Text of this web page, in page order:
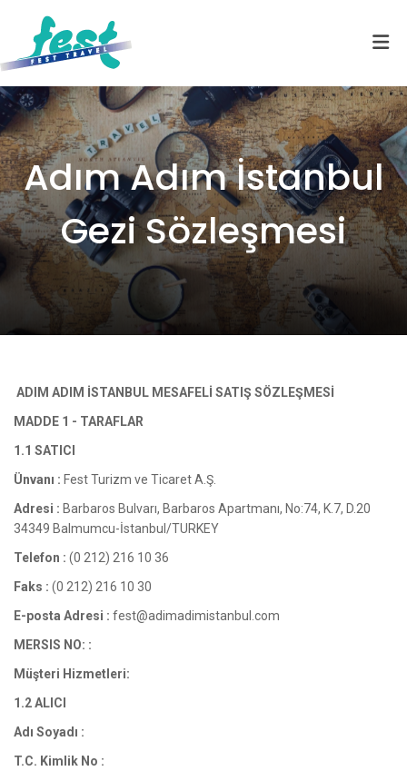
Adım Adım İstanbul
Gezi Sözleşmesi
ADIM ADIM İSTANBUL MESAFELİ SATIŞ SÖZLEŞMESİ
MADDE 1 - TARAFLAR
1.1 SATICI
Ünvanı : Fest Turizm ve Ticaret A.Ş.
Adresi : Barbaros Bulvarı, Barbaros Apartmanı, No:74, K.7, D.20
34349 Balmumcu-İstanbul/TURKEY
Telefon : (0 212) 216 10 36
Faks : (0 212) 216 10 30
E-posta Adresi : fest@adimadimistanbul.com
MERSIS NO: :
Müşteri Hizmetleri:
1.2 ALICI
Adı Soyadı :
T.C. Kimlik No :